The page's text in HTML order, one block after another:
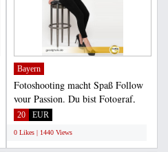
Bayern
Fotoshooting macht Spaß Follow
your Passion. Du bist Fotograf,
Hobbyfotograf oder...
20 EUR
0 Likes | 1440 Views